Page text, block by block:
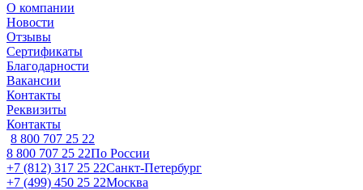
О компании
Новости
Отзывы
Сертификаты
Благодарности
Вакансии
Контакты
Реквизиты
Контакты
8 800 707 25 22
8 800 707 25 22По России
+7 (812) 317 25 22Санкт-Петербург
+7 (499) 450 25 22Москва